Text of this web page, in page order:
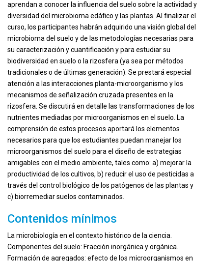
aprendan a conocer la influencia del suelo sobre la actividad y
diversidad del microbioma edáfico y las plantas. Al finalizar el
curso, los participantes habrán adquirido una visión global del
microbioma del suelo y de las metodologías necesarias para
su caracterización y cuantificación y para estudiar su
biodiversidad en suelo o la rizosfera (ya sea por métodos
tradicionales o de últimas generación). Se prestará especial
atención a las interacciones planta-microorganismo y los
mecanismos de señalización cruzada presentes en la
rizosfera. Se discutirá en detalle las transformaciones de los
nutrientes mediadas por microorganismos en el suelo. La
comprensión de estos procesos aportará los elementos
necesarios para que los estudiantes puedan manejar los
microorganismos del suelo para el diseño de estrategias
amigables con el medio ambiente, tales como: a) mejorar la
productividad de los cultivos, b) reducir el uso de pesticidas a
través del control biológico de los patógenos de las plantas y
c) biorremediar suelos contaminados.
Contenidos mínimos
La microbiología en el contexto histórico de la ciencia.
Componentes del suelo: Fracción inorgánica y orgánica.
Formación de agregados: efecto de los microorganismos en